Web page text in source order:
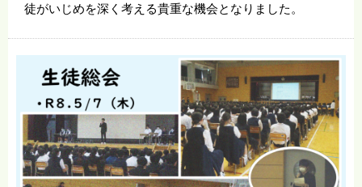
徒がいじめを深く考える貴重な機会となりました。